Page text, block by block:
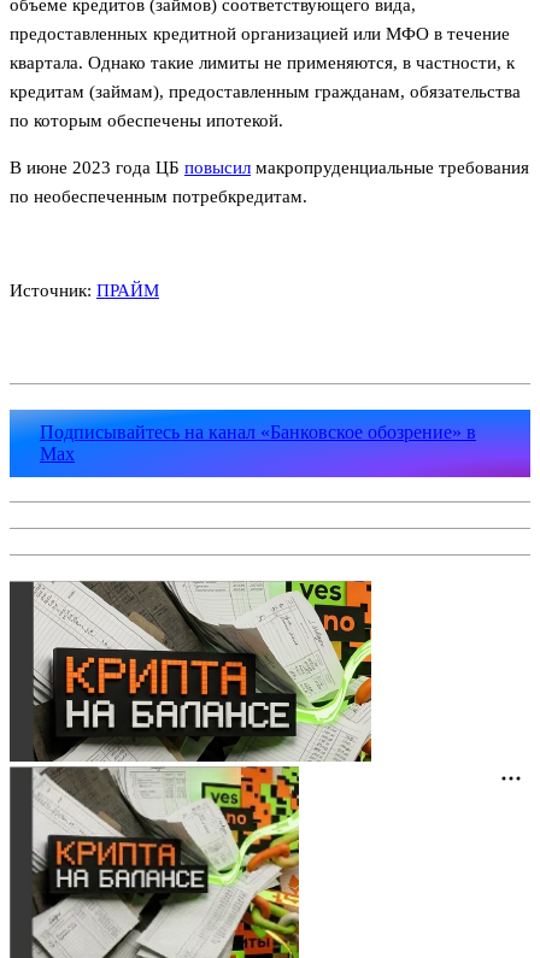
объеме кредитов (займов) соответствующего вида,
предоставленных кредитной организацией или МФО в течение
квартала. Однако такие лимиты не применяются, в частности, к
кредитам (займам), предоставленным гражданам, обязательства
по которым обеспечены ипотекой.
В июне 2023 года ЦБ повысил макропруденциальные требования
по необеспеченным потребкредитам.
Источник: ПРАЙМ
Подписывайтесь на канал «Банковское обозрение» в
Max